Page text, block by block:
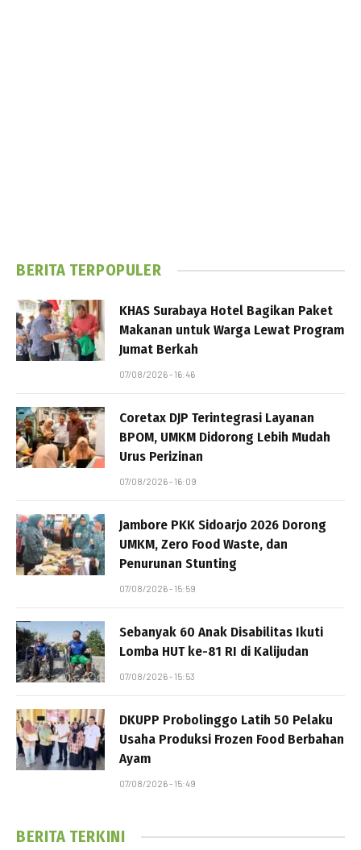
BERITA TERPOPULER
KHAS Surabaya Hotel Bagikan Paket
Makanan untuk Warga Lewat Program
Jumat Berkah
07/08/2026 - 16:46
Coretax DJP Terintegrasi Layanan
BPOM, UMKM Didorong Lebih Mudah
Urus Perizinan
07/08/2026 - 16:09
Jambore PKK Sidoarjo 2026 Dorong
UMKM, Zero Food Waste, dan
Penurunan Stunting
07/08/2026 - 15:59
Sebanyak 60 Anak Disabilitas Ikuti
Lomba HUT ke-81 RI di Kalijudan
07/08/2026 - 15:53
DKUPP Probolinggo Latih 50 Pelaku
Usaha Produksi Frozen Food Berbahan
Ayam
07/08/2026 - 15:49
BERITA TERKINI